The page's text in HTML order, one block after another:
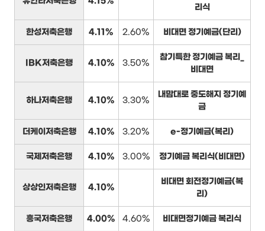
리식
한성저축은행 4.11% 2.60% 비대면 정기예금(단리)
IBK저축은행 4.10% 3.50%
참기특한 정기예금 복리_
비대면
하나저축은행 4.10% 3.30%
내맘대로 중도해지 정기예
금
더케이저축은행 4.10% 3.20% e-정기예금(복리)
국제저축은행 4.10% 3.00% 정기예금 복리식(비대면)
상상인저축은행 4.10%
비대면 회전정기예금(복
리)
흥국저축은행 4.00% 4.60% 비대면정기예금 복리식